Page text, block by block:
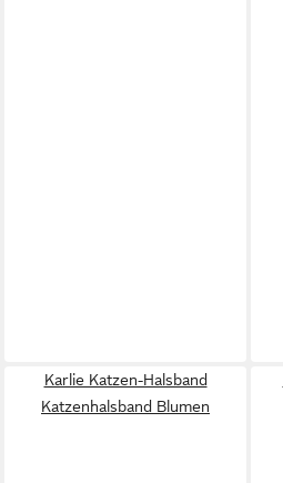
Karlie Katzen-Halsband
Katzenhalsband Blumen